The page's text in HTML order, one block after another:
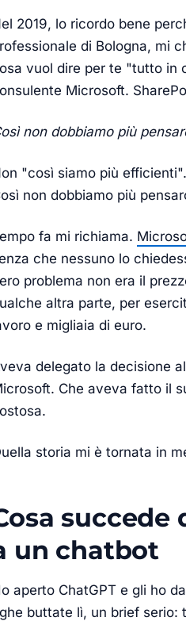
2019, lo ricordo bene
di Bologna, mi
vuol dire per te "tutto in
Microsoft.
non dobbiamo più
"così siamo più
non dobbiamo più
fa mi richiama.
che nessuno lo
problema non era il
altra parte, per
e migliaia di euro.
delegato la decisione
Che aveva fatto il
storia mi è tornata in
un chatbot
aperto ChatGPT e gli ho
buttate lì, un brief